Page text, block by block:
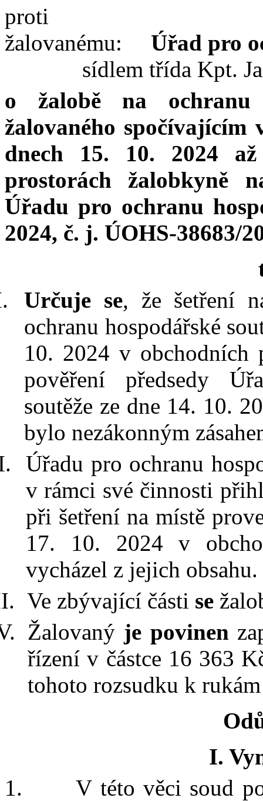
proti
žalovanému:
Úřad pro
sídlem třída Kpt.
o žalobě na ochranu
žalovaného spočívajícím
dnech 15. 10. 2024
prostorách žalobkyně
Úřadu pro ochranu
2024, č. j. ÚOHS-38683/
Určuje se, že šetření
ochranu hospodářské
10. 2024 v obchodních
pověření předsedy
soutěže ze dne 14. 10.
bylo nezákonným
Úřadu pro ochranu
v rámci své činnosti
při šetření na místě
17.
10. 2024 v
vycházel z jejich obsahu.
Ve zbývající části se
Žalovaný je povinen
řízení v částce 16 363
tohoto rozsudku k
I.
1.
V této věci soud